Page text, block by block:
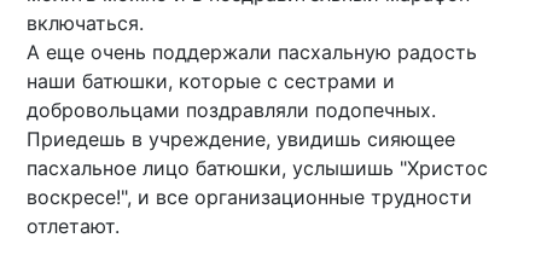
включаться.
А еще очень поддержали пасхальную радость
наши батюшки, которые с сестрами и
добровольцами поздравляли подопечных.
Приедешь в учреждение, увидишь сияющее
пасхальное лицо батюшки, услышишь "Христос
воскресе!", и все организационные трудности
отлетают.